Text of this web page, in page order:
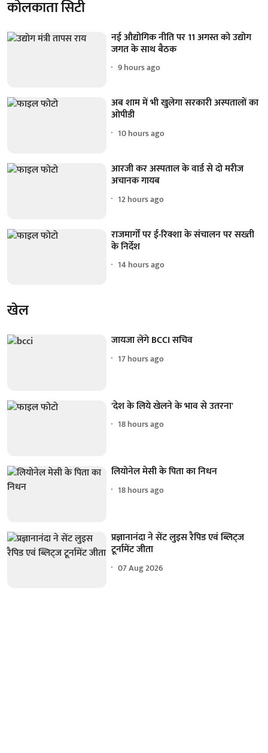
कोलकाता सिटी
नई औद्योगिक नीति पर 11 अगस्त को उद्योग
जगत के साथ बैठक
9 hours ago
अब शाम में भी खुलेगा सरकारी अस्पतालों का
ओपीडी
10 hours ago
आरजी कर अस्पताल के वार्ड से दो मरीज
अचानक गायब
12 hours ago
राजमार्गों पर ई-रिक्शा के संचालन पर सख्ती
के निर्देश
14 hours ago
खेल
जायजा लेंगे BCCI सचिव
17 hours ago
'देश के लिये खेलने के भाव से उतरना'
18 hours ago
लियोनेल मेसी के पिता का निधन
18 hours ago
प्रज्ञानानंदा ने सेंट लुइस रैपिड एवं ब्लिट्ज
टूर्नामेंट जीता
07 Aug 2026